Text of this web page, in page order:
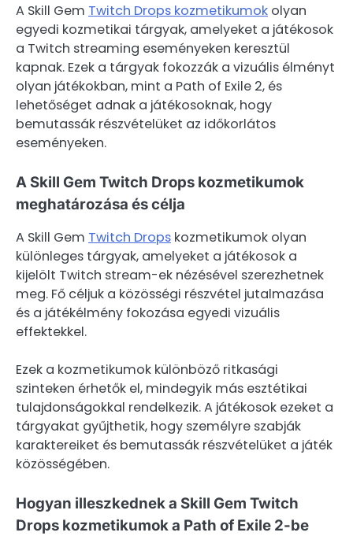
A Skill Gem Twitch Drops kozmetikumok olyan
egyedi kozmetikai tárgyak, amelyeket a játékosok
a Twitch streaming eseményeken keresztül
kapnak. Ezek a tárgyak fokozzák a vizuális élményt
olyan játékokban, mint a Path of Exile 2, és
lehetőséget adnak a játékosoknak, hogy
bemutassák részvételüket az időkorlátos
eseményeken.
A Skill Gem Twitch Drops kozmetikumok
meghatározása és célja
A Skill Gem Twitch Drops kozmetikumok olyan
különleges tárgyak, amelyeket a játékosok a
kijelölt Twitch stream-ek nézésével szerezhetnek
meg. Fő céljuk a közösségi részvétel jutalmazása
és a játékélmény fokozása egyedi vizuális
effektekkel.
Ezek a kozmetikumok különböző ritkasági
szinteken érhetők el, mindegyik más esztétikai
tulajdonságokkal rendelkezik. A játékosok ezeket a
tárgyakat gyűjthetik, hogy személyre szabják
karaktereiket és bemutassák részvételüket a játék
közösségében.
Hogyan illeszkednek a Skill Gem Twitch
Drops kozmetikumok a Path of Exile 2-be